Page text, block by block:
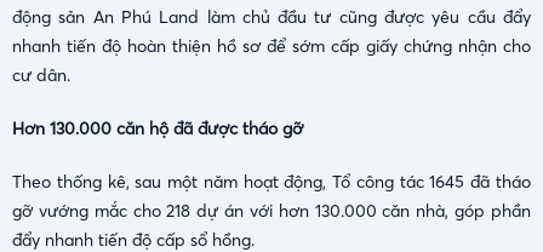
động sản An Phú Land làm chủ đầu tư cũng được yêu cầu đẩy
nhanh tiến độ hoàn thiện hồ sơ để sớm cấp giấy chứng nhận cho
cư dân.
Hơn 130.000 căn hộ đã được tháo gỡ
Theo thống kê, sau một năm hoạt động, Tổ công tác 1645 đã tháo
gỡ vướng mắc cho 218 dự án với hơn 130.000 căn nhà, góp phần
đẩy nhanh tiến độ cấp sổ hồng.